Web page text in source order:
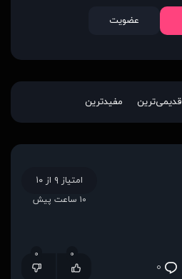
عضویت
قدیمی‌ترین مفیدترین
۰
۰ ۰
امتیاز ۹ از ۱۰
۱۰ ساعت پیش